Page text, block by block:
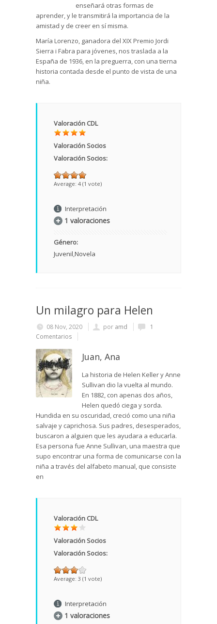
enseñará otras formas de
aprender, y le transmitirá la importancia de la
amistad y de creer en sí misma.
María Lorenzo, ganadora del XIX Premio Jordi
Sierra i Fabra para jóvenes, nos traslada a la
España de 1936, en la preguerra, con una tierna
historia contada desde el punto de vista de una
niña.
Valoración CDL
Valoración Socios
Valoración Socios:
Average: 4 (1 vote)
Interpretación
1 valoraciones
Género:
Juvenil Novela
Un milagro para Helen
08 Nov, 2020 por amd
1
Comentarios
Juan, Ana
La historia de Helen Keller y Anne
Sullivan dio la vuelta al mundo.
En 1882, con apenas dos años,
Helen quedó ciega y sorda.
Hundida en su oscuridad, creció como una niña
salvaje y caprichosa. Sus padres, desesperados,
buscaron a alguien que les ayudara a educarla.
Esa persona fue Anne Sullivan, una maestra que
supo encontrar una forma de comunicarse con la
niña a través del alfabeto manual, que consiste
en
Valoración CDL
Valoración Socios
Valoración Socios:
Average: 3 (1 vote)
Interpretación
1 valoraciones